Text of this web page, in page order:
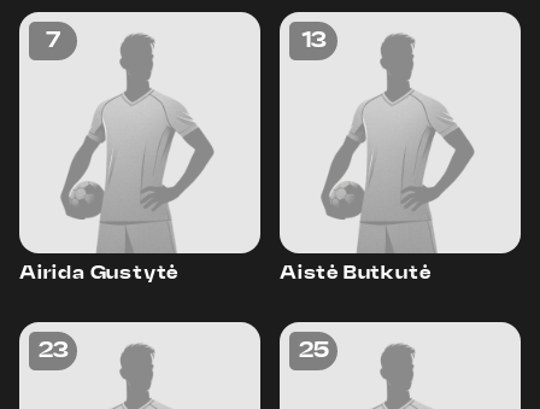
7
Airida Gustytė
13
Aistė Butkutė
23 25